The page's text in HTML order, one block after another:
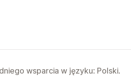
wsparcia w języku: Polski.